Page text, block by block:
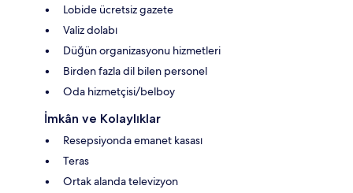
Lobide ücretsiz gazete
Valiz dolabı
Düğün organizasyonu hizmetleri
Birden fazla dil bilen personel
Oda hizmetçisi/belboy
İmkân ve Kolaylıklar
Resepsiyonda emanet kasası
Teras
Ortak alanda televizyon